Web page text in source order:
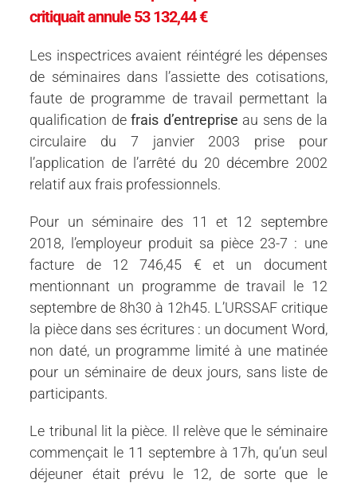
critiquait annule 53 132,44 €
Les inspectrices avaient réintégré les dépenses
de séminaires dans l’assiette des cotisations,
faute de programme de travail permettant la
qualification defrais d’entreprise au sens de la
circulaire du 7 janvier 2003 prise pour
l’application de l’arrêté du 20 décembre 2002
relatif aux frais professionnels.
Pour un séminaire des 11 et 12 septembre
2018, l’employeur produit sa pièce 23-7 : une
facture de 12 746,45 € et un document
mentionnant un programme de travail le 12
septembre de 8h30 à 12h45. L’URSSAF critique
la pièce dans ses écritures : un document Word,
non daté, un programme limité à une matinée
pour un séminaire de deux jours, sans liste de
participants.
Le tribunal lit la pièce. Il relève que le séminaire
commençait le 11 septembre à 17h, qu’un seul
déjeuner était prévu le 12, de sorte que le